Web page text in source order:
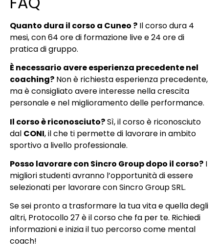
Quanto dura il corso a Cuneo ? Il corso dura 4
mesi, con 64 ore di formazione live e 24 ore di
pratica di gruppo.
È necessario avere esperienza precedente nel
coaching? Non è richiesta esperienza precedente,
ma è consigliato avere interesse nella crescita
personale e nel miglioramento delle performance.
Il corso è riconosciuto?Sì, il corso è riconosciuto
dal CONI, il che ti permette di lavorare in ambito
sportivo a livello professionale.
Posso lavorare con Sincro Group dopo il corso? I
migliori studenti avranno l’opportunità di essere
selezionati per lavorare con Sincro Group SRL.
Se sei pronto a trasformare la tua vita e quella degli
altri, Protocollo 27 è il corso che fa per te. Richiedi
informazioni e inizia il tuo percorso come mental
coach!